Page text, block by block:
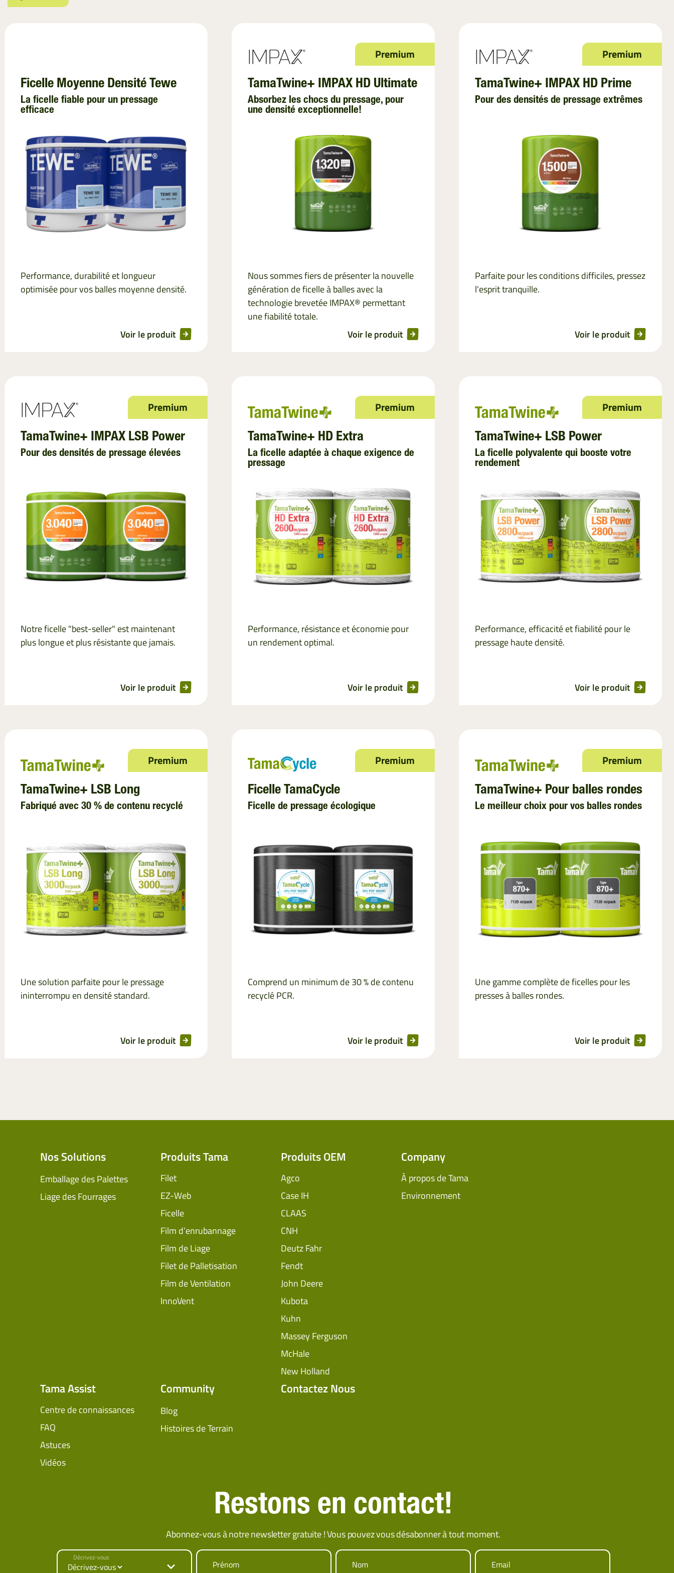
InnoVent
Kubota
Film de Liage
Emballage des Palettes
Filet de Palletisation
Film de Ventilation
Ficelle Moyenne Densité Tewe
La ficelle fiable pour un pressage
efficace
Performance, durabilité et longueur
optimisée pour vos balles moyenne densité.
Voir le produit
Premium
TamaTwine+ IMPAX HD Ultimate
Absorbez les chocs du pressage, pour
une densité exceptionnelle!
Nous sommes fiers de présenter la nouvelle
génération de ficelle à balles avec la
technologie brevetée IMPAX® permettant
une fiabilité totale.
Voir le produit
Premium
TamaTwine+ IMPAX HD Prime
Pour des densités de pressage extrêmes
Parfaite pour les conditions difficiles, pressez
l'esprit tranquille.
Voir le produit
Premium
TamaTwine+ IMPAX LSB Power
Pour des densités de pressage élevées
Notre ficelle "best-seller" est maintenant
plus longue et plus résistante que jamais.
Voir le produit
Premium
TamaTwine+ HD Extra
La ficelle adaptée à chaque exigence de
pressage
Performance, résistance et économie pour
un rendement optimal.
Voir le produit
Premium
TamaTwine+ LSB Power
La ficelle polyvalente qui booste votre
rendement
Performance, efficacité et fiabilité pour le
pressage haute densité.
Voir le produit
Premium
TamaTwine+ LSB Long
Fabriqué avec 30 % de contenu recyclé
Une solution parfaite pour le pressage
ininterrompu en densité standard.
Voir le produit
Premium
Ficelle TamaCycle
Ficelle de pressage écologique
Comprend un minimum de 30 % de contenu
recyclé PCR.
Voir le produit
Premium
TamaTwine+ Pour balles rondes
Le meilleur choix pour vos balles rondes
Une gamme complète de ficelles pour les
presses à balles rondes.
Voir le produit
Nos Solutions
Emballage des Palettes
Liage des Fourrages
Produits Tama
Filet
EZ-Web
Ficelle
Film d’enrubannage
Film de Liage
Filet de Palletisation
Film de Ventilation
InnoVent
Produits OEM
Agco
Case IH
CLAAS
CNH
Deutz Fahr
Fendt
John Deere
Kubota
Kuhn
Massey Ferguson
McHale
New Holland
Company
À propos de Tama
Environnement
Tama Assist
Centre de connaissances
FAQ
Astuces
Vidéos
Community
Blog
Histoires de Terrain
Contactez Nous
Restons en contact!
Abonnez-vous à notre newsletter gratuite ! Vous pouvez vous désabonner à tout moment.
Décrivez-vous
Prénom Nom Email